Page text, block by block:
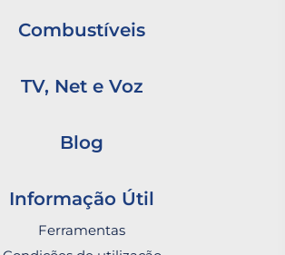
Combustíveis
TV, Net e Voz
Blog
Informação Útil
Ferramentas